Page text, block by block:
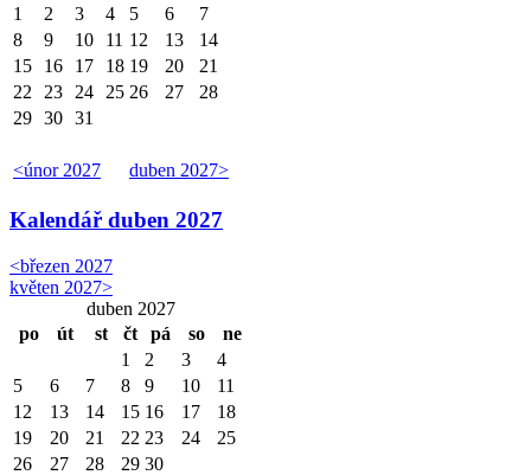
<únor 2027 duben 2027>
1 2 3 4 5 6
7
8
9 10 11 12 13
14
15
16 17 18 19 20
21
22
23 24 25 26 27
28
29 30 31
Kalendář duben 2027
<březen 2027
květen 2027>
duben 2027
po
út st čt pá so ne
1 2 3
4
5
6 7 8 9 10
11
12
13 14 15 16 17
18
19
20 21 22 23 24
25
26
27 28 29 30